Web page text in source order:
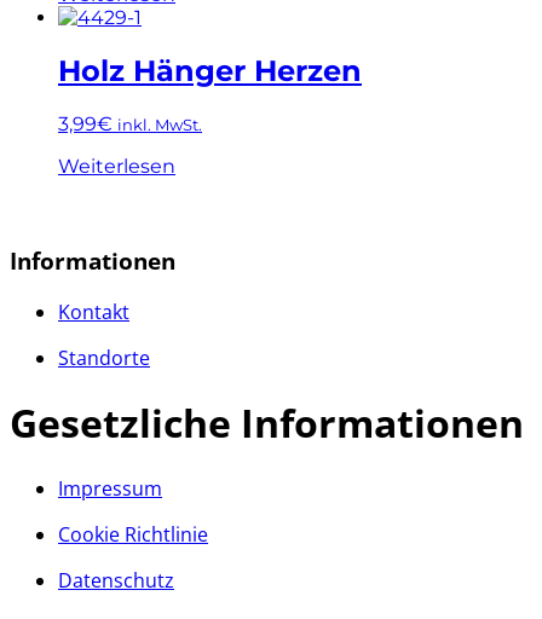
Holz Hänger Herzen
3,99€ inkl. MwSt.
Weiterlesen
Informationen
Kontakt
Standorte
Gesetzliche Informationen
Impressum
Cookie Richtlinie
Datenschutz